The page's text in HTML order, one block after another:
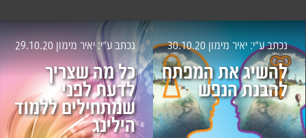
נכתב ע״י: יאיר מימון 30.10.20
להשיג את המפתח
להבנת הנפש
נכתב ע״י: יאיר מימון 29.10.20
כל מה שצריך
לדעת לפני
שמתחילים ללמוד
הילינג